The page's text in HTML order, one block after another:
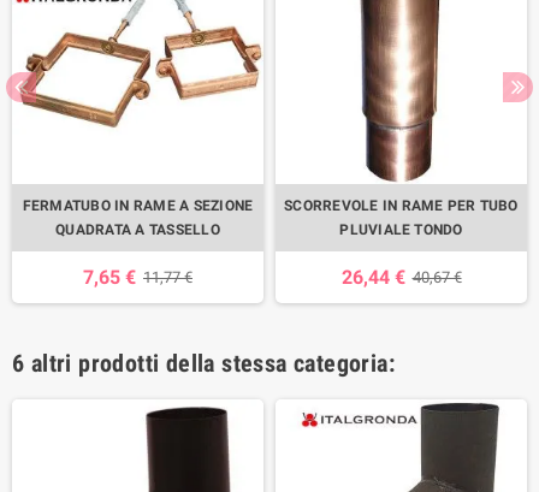
FERMATUBO IN RAME A SEZIONE
QUADRATA A TASSELLO
7,65 € 11,77 €
SCORREVOLE IN RAME PER TUBO
PLUVIALE TONDO
26,44 € 40,67 €
6 altri prodotti della stessa categoria: